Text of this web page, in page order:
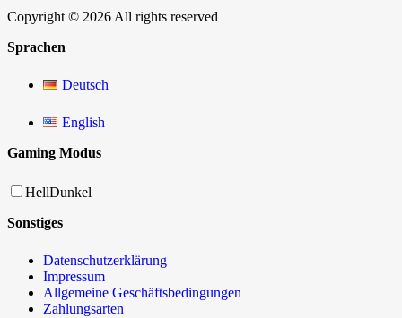
Copyright © 2026 All rights reserved
Sprachen
Deutsch
English
Gaming Modus
HellDunkel
Sonstiges
Datenschutzerklärung
Impressum
Allgemeine Geschäftsbedingungen
Zahlungsarten